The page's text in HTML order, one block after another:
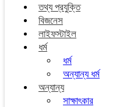
তথ্য প্রযুক্তি
বিজনেস
লাইফস্টাইল
ধর্ম
ধর্ম
অন্যান্য ধর্ম
অন্যান্য
সাক্ষাৎকার